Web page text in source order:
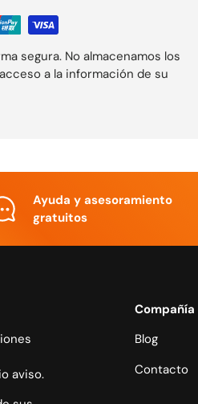
segura. No almacenamos los
a la información de su
Ayuda y asesoramiento
gratuitos
aviso.
Compañía
Blog
Contacto